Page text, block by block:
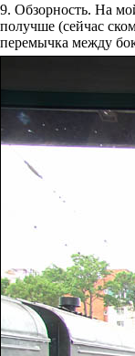
9. Обзорность. На
получше (сейчас
перемычка между